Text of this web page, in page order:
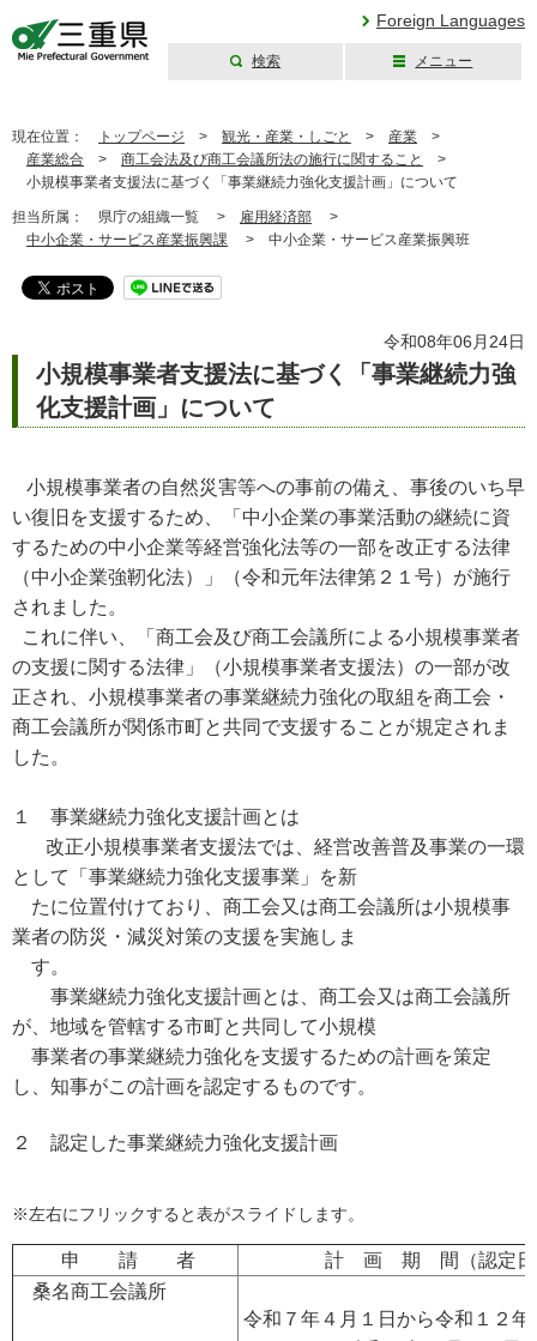
Foreign Languages
検索 メニュー
現在位置： トップページ > 観光・産業・しごと > 産業 >
産業総合 > 商工会法及び商工会議所法の施行に関すること
>
小規模事業者支援法に基づく「事業継続力強化支援計画」について
担当所属： 県庁の組織一覧 > 雇用経済部 >
中小企業・サービス産業振興課 > 中小企業・サービス産業振興班
令和08年06月24日
小規模事業者支援法に基づく「事業継続力強
化支援計画」について
小規模事業者の自然災害等への事前の備え、事後のいち早
い復旧を支援するため、「中小企業の事業活動の継続に資
するための中小企業等経営強化法等の一部を改正する法律
（中小企業強靭化法）」（令和元年法律第２１号）が施行
されました。
これに伴い、「商工会及び商工会議所による小規模事業者
の支援に関する法律」（小規模事業者支援法）の一部が改
正され、小規模事業者の事業継続力強化の取組を商工会・
商工会議所が関係市町と共同で支援することが規定されま
した。
１ 事業継続力強化支援計画とは
改正小規模事業者支援法では、経営改善普及事業の一環
として「事業継続力強化支援事業」を新
たに位置付けており、商工会又は商工会議所は小規模事
業者の防災・減災対策の支援を実施しま
す。
事業継続力強化支援計画とは、商工会又は商工会議所
が、地域を管轄する市町と共同して小規模
事業者の事業継続力強化を支援するための計画を策定
し、知事がこの計画を認定するものです。
２ 認定した事業継続力強化支援計画
※左右にフリックすると表がスライドします。
申 請 者
計 画 期 間（認定日
桑名商工会議所
令和７年４月１日から令和１２年